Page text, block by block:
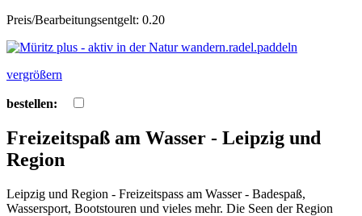
Preis/Bearbeitungsentgelt: 0.20
vergrößern
bestellen:
Freizeitspaß am Wasser - Leipzig und
Region
Leipzig und Region - Freizeitspass am Wasser - Badespaß,
Wassersport, Bootstouren und vieles mehr. Die Seen der Region